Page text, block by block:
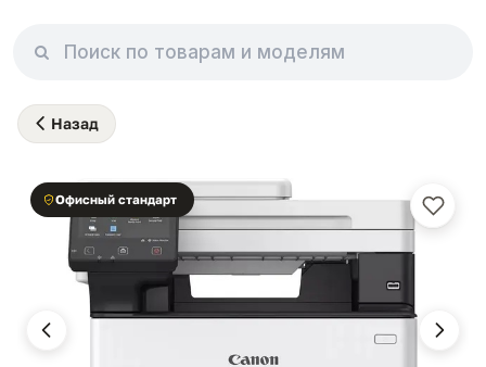
Назад
Офисный стандарт